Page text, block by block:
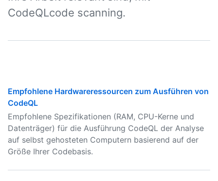
CodeQLcode scanning.
Empfohlene Hardwareressourcen zum Ausführen von
CodeQL
Empfohlene Spezifikationen (RAM, CPU-Kerne und
Datenträger) für die Ausführung CodeQL der Analyse
auf selbst gehosteten Computern basierend auf der
Größe Ihrer Codebasis.